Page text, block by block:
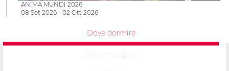
ANIMA MUNDI 2026
08 Set 2026 - 02 Ott 2026
Dove dormire